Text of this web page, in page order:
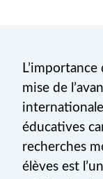
mise de
éducatives
recherches
élèves est